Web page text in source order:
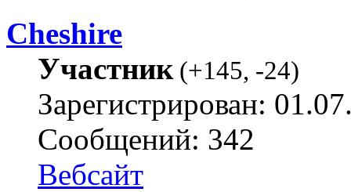
Cheshire
Участник(+145, -24)
Зарегистрирован:
Сообщений: 342
Вебсайт